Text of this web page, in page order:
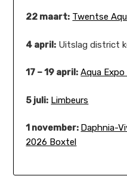
22 maart: Twentse
4 april: Uitslag district
17 – 19 april: Aqua
5 juli: Limbeurs
1 november: Daphnia-
2026 Boxtel